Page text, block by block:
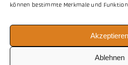
können bestimmte Merkmale und
Akzeptieren
Ablehnen
Tel.030 2063 156 0
info@vitako.de